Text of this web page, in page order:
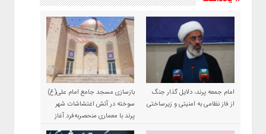
امام جمعه پرند، دلایل گذار جنگ
از فاز نظامی به امنیتی و زیرساختی
بازسازی مسجد جامع امام علی(ع)
سوخته در آتش اغتشاشات شهر
پرند با معماری منحصربه‌فرد آغاز
شد